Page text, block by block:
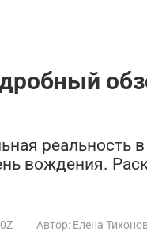
реальность
вождения.
Автор: Елена